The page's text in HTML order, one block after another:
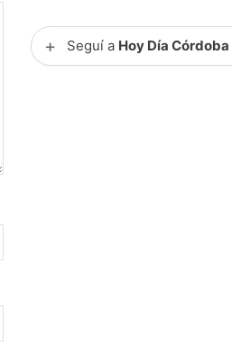
+ Seguí a Hoy Día Córdoba